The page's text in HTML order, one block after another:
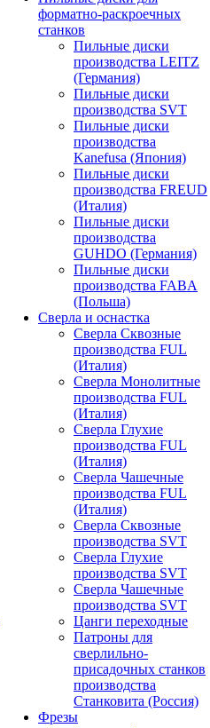
форматно-раскроечных
станков
Пильные диски
производства LEITZ
(Германия)
Пильные диски
производства SVT
Пильные диски
производства
Kanefusa (Япония)
Пильные диски
производства FREUD
(Италия)
Пильные диски
производства
GUHDO (Германия)
Пильные диски
производства FABA
(Польша)
Сверла и оснастка
Сверла Сквозные
производства FUL
(Италия)
Сверла Монолитные
производства FUL
(Италия)
Сверла Глухие
производства FUL
(Италия)
Сверла Чашечные
производства FUL
(Италия)
Сверла Сквозные
производства SVT
Сверла Глухие
производства SVT
Сверла Чашечные
производства SVT
Цанги переходные
Патроны для
сверлильно-
присадочных станков
производства
Станковита (Россия)
Фрезы